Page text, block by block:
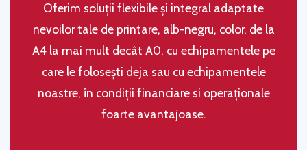
Oferim soluţii flexibile şi integral adaptate
nevoilor tale de printare, alb-negru, color, de la
A4 la mai mult decât A0, cu echipamentele pe
care le folosești deja sau cu echipamentele
noastre, în condiţii financiare si operaţionale
foarte avantajoase.